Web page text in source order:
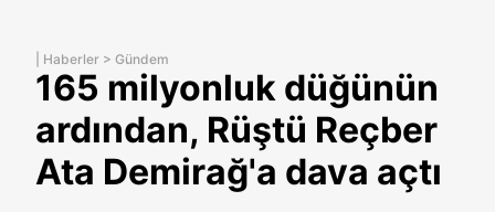
Haberler > Gündem
165 milyonluk düğünün
ardından, Rüştü Reçber
Ata Demirağ'a dava açtı